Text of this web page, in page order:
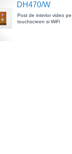
DH470/W
Post de interior video
touchscreen si WiFi